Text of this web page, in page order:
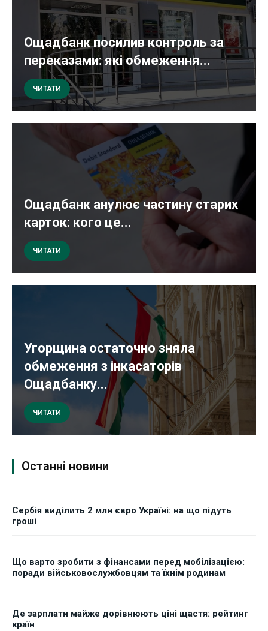
Ощадбанк посилив контроль за
переказами: які обмеження...
ЧИТАТИ
Ощадбанк анулює частину старих
карток: кого це...
ЧИТАТИ
Угорщина остаточно зняла
обмеження з інкасаторів
Ощадбанку...
ЧИТАТИ
Останні новини
Сербія виділить 2 млн євро Україні: на що підуть
гроші
Що варто зробити з фінансами перед мобілізацією:
поради військовослужбовцям та їхнім родинам
Де зарплати майже дорівнюють ціні щастя: рейтинг
країн